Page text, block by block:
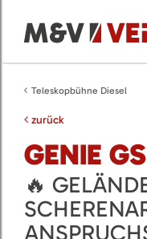
Teleskopbühne Diesel
zurück
GENIE
🔥